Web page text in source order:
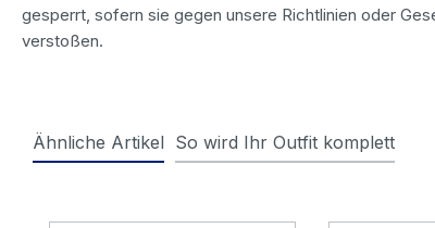
gesperrt, sofern sie gegen unsere Richtlinien oder
verstoßen.
Ähnliche Artikel So wird Ihr Outfit komplett